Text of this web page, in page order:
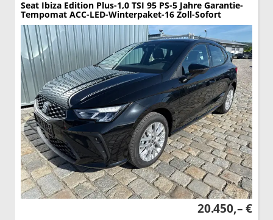
Seat Ibiza Edition Plus-1,0 TSI 95 PS-5 Jahre Garantie-
Tempomat ACC-LED-Winterpaket-16 Zoll-Sofort
20.450,– €